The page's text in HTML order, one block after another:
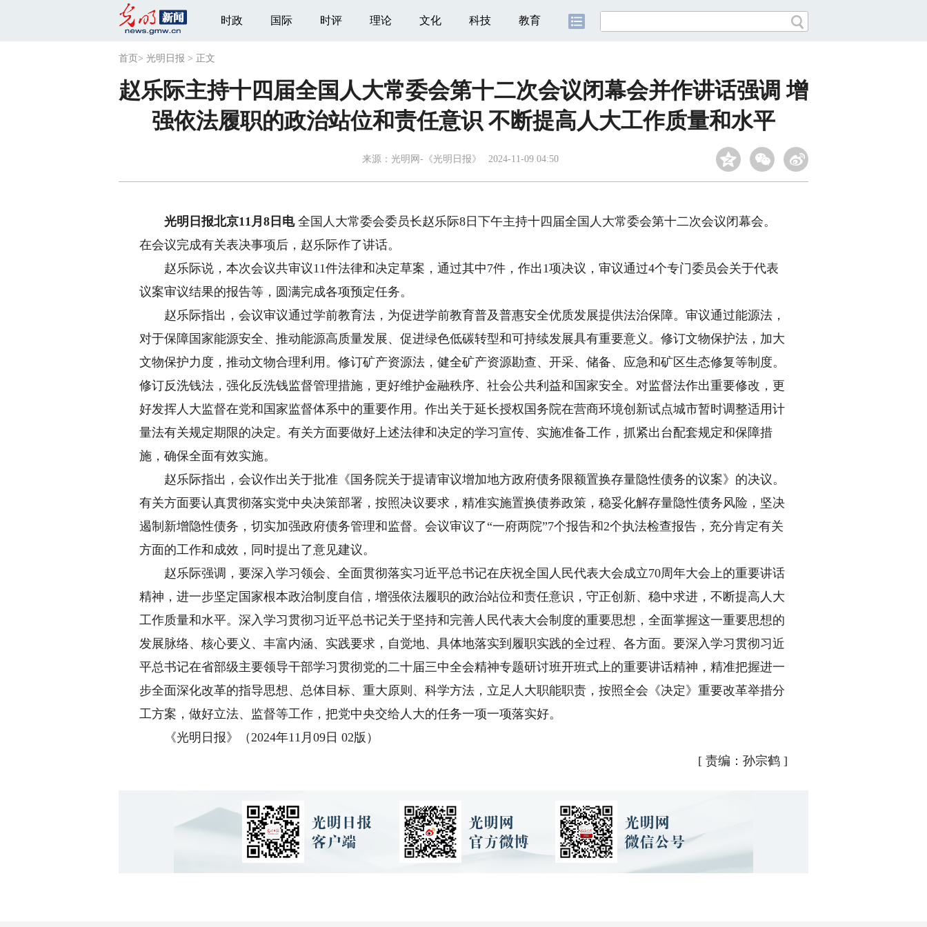
时政 国际 时评 理论 文化 科技 教育
首页 > 光明日报 > 正文
赵乐际主持十四届全国人大常委会第十二次会议闭幕会并作讲话强调 增
强依法履职的政治站位和责任意识 不断提高人大工作质量和水平
来源： 光明网-《光明日报》 2024-11-09 04:50
光明日报北京11月8日电全国人大常委会委员长赵乐际8日下午主持十四届全国人大常委会第十二次会议闭幕会。
在会议完成有关表决事项后，赵乐际作了讲话。
赵乐际说，本次会议共审议11件法律和决定草案，通过其中7件，作出1项决议，审议通过4个专门委员会关于代表
议案审议结果的报告等，圆满完成各项预定任务。
赵乐际指出，会议审议通过学前教育法，为促进学前教育普及普惠安全优质发展提供法治保障。审议通过能源法，
对于保障国家能源安全、推动能源高质量发展、促进绿色低碳转型和可持续发展具有重要意义。修订文物保护法，加大
文物保护力度，推动文物合理利用。修订矿产资源法，健全矿产资源勘查、开采、储备、应急和矿区生态修复等制度。
修订反洗钱法，强化反洗钱监督管理措施，更好维护金融秩序、社会公共利益和国家安全。对监督法作出重要修改，更
好发挥人大监督在党和国家监督体系中的重要作用。作出关于延长授权国务院在营商环境创新试点城市暂时调整适用计
量法有关规定期限的决定。有关方面要做好上述法律和决定的学习宣传、实施准备工作，抓紧出台配套规定和保障措
施，确保全面有效实施。
赵乐际指出，会议作出关于批准《国务院关于提请审议增加地方政府债务限额置换存量隐性债务的议案》的决议。
有关方面要认真贯彻落实党中央决策部署，按照决议要求，精准实施置换债券政策，稳妥化解存量隐性债务风险，坚决
遏制新增隐性债务，切实加强政府债务管理和监督。会议审议了“一府两院”7个报告和2个执法检查报告，充分肯定有关
方面的工作和成效，同时提出了意见建议。
赵乐际强调，要深入学习领会、全面贯彻落实习近平总书记在庆祝全国人民代表大会成立70周年大会上的重要讲话
精神，进一步坚定国家根本政治制度自信，增强依法履职的政治站位和责任意识，守正创新、稳中求进，不断提高人大
工作质量和水平。深入学习贯彻习近平总书记关于坚持和完善人民代表大会制度的重要思想，全面掌握这一重要思想的
发展脉络、核心要义、丰富内涵、实践要求，自觉地、具体地落实到履职实践的全过程、各方面。要深入学习贯彻习近
平总书记在省部级主要领导干部学习贯彻党的二十届三中全会精神专题研讨班开班式上的重要讲话精神，精准把握进一
步全面深化改革的指导思想、总体目标、重大原则、科学方法，立足人大职能职责，按照全会《决定》重要改革举措分
工方案，做好立法、监督等工作，把党中央交给人大的任务一项一项落实好。
《光明日报》（2024年11月09日 02版）
[ 责编：孙宗鹤 ]